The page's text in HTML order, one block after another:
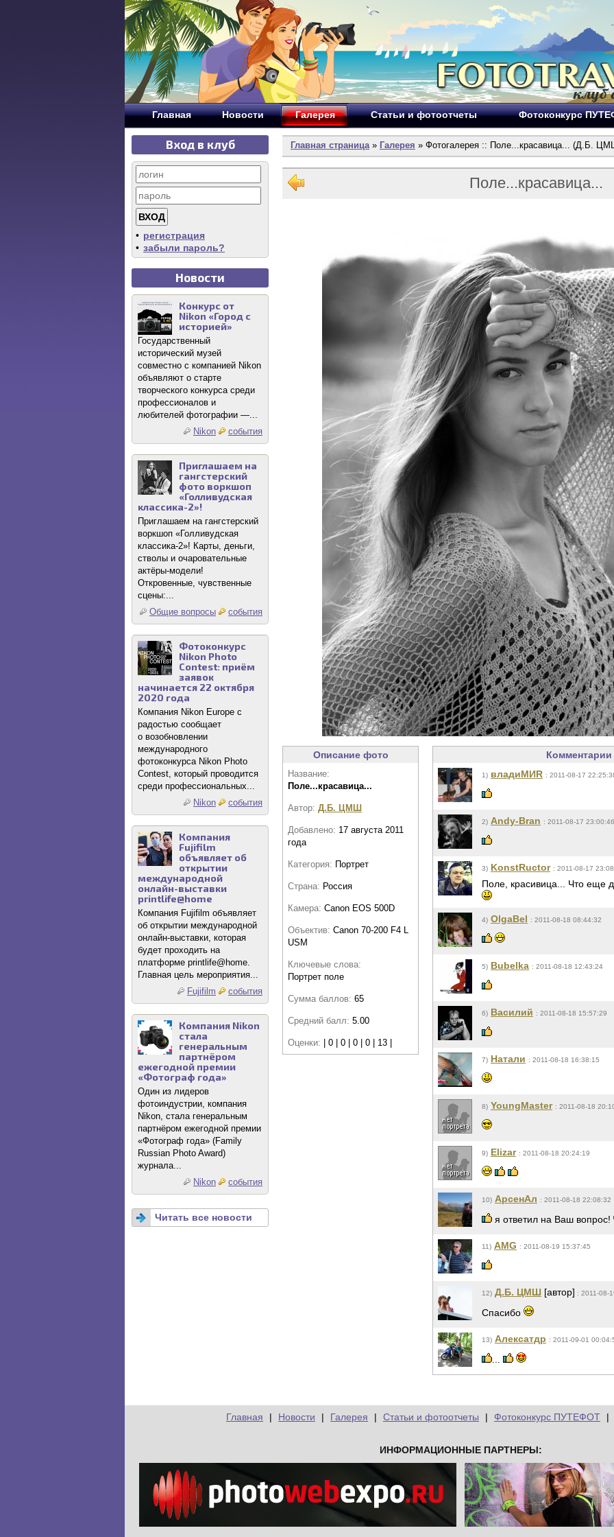
Главная Новости Галерея Статьи и фотоотчеты Фотоконкурс
Вход в клуб
• регистрация
• забыли пароль?
Новости
Конкурс от
Nikon «Город с
историей»
Государственный
исторический музей
совместно с компанией Nikon
объявляют о старте
творческого конкурса среди
профессионалов и
любителей фотографии —...
Nikon
события
Приглашаем на
гангстерский
фото воркшоп
«Голливудская
классика-2»!
Приглашаем на гангстерский
воркшоп «Голливудская
классика-2»! Карты, деньги,
стволы и очаровательные
актёры-модели!
Откровенные, чувственные
сцены:...
Общие вопросы
события
Фотоконкурс
Nikon Photo
Contest: приём
заявок
начинается 22 октября
2020 года
Компания Nikon Europe с
радостью сообщает
о возобновлении
международного
фотоконкурса Nikon Photo
Contest, который проводится
среди профессиональных...
Nikon
события
Компания
Fujifilm
объявляет об
открытии
международной
онлайн-выставки
printlife@home
Компания Fujifilm объявляет
об открытии международной
онлайн-выставки, которая
будет проходить на
платформе printlife@home.
Главная цель мероприятия...
Fujifilm
события
Компания Nikon
стала
генеральным
партнёром
ежегодной премии
«Фотограф года»
Один из лидеров
фотоиндустрии, компания
Nikon, стала генеральным
партнёром ежегодной премии
«Фотограф года» (Family
Russian Photo Award)
журнала...
Nikon
события
Читать все новости
Главная страница» Галерея » Фотогалерея :: Поле...красавица... (Д.Б.
Поле...красавица...
Описание фото
Название:
Поле...красавица...
Автор: Д.Б. ЦМШ
Добавлено: 17 августа 2011
года
Категория: Портрет
Страна: Россия
Камера: Canon EOS 500D
Объектив: Canon 70-200 F4 L
USM
Ключевые слова:
Портрет поле
Сумма баллов: 65
Средний балл: 5.00
Оценки: | 0 | 0 | 0 | 0 | 13 |
Комментарии
1) владиМИR : 2011-08-17
2) Andy-Bran : 2011-08-17 23:00:46
3) KonstRuctor : 2011-08-17
Поле, красивица... Что еще
4) OlgaBel : 2011-08-18 08:44:32
5) Bubelka : 2011-08-18 12:43:24
6) Василий : 2011-08-18 15:57:29
7) Натали : 2011-08-18 16:38:15
8) YoungMaster : 2011-08-18
9) Elizar : 2011-08-18 20:24:19
10) АрсенАл : 2011-08-18 22:08:32
я ответил на Ваш вопрос!
11) AMG : 2011-08-19 15:37:45
12) Д.Б. ЦМШ [автор] : 2011-08-
Спасибо
13) Алексатдр : 2011-09-01
Главная | Новости | Галерея | Статьи и фотоотчеты | Фотоконкурс ПУТЕФОТ |
ИНФОРМАЦИОННЫЕ ПАРТНЕРЫ: